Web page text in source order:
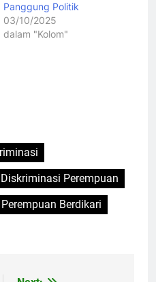
Panggung Politik
03/10/2025
dalam "Kolom"
Diskriminasi Perempuan
Perempuan Berdikari